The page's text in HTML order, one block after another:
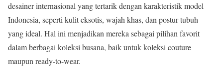
desainer internasional yang tertarik dengan karakteristik model
Indonesia, seperti kulit eksotis, wajah khas, dan postur tubuh
yang ideal. Hal ini menjadikan mereka sebagai pilihan favorit
dalam berbagai koleksi busana, baik untuk koleksi couture
maupun ready-to-wear.